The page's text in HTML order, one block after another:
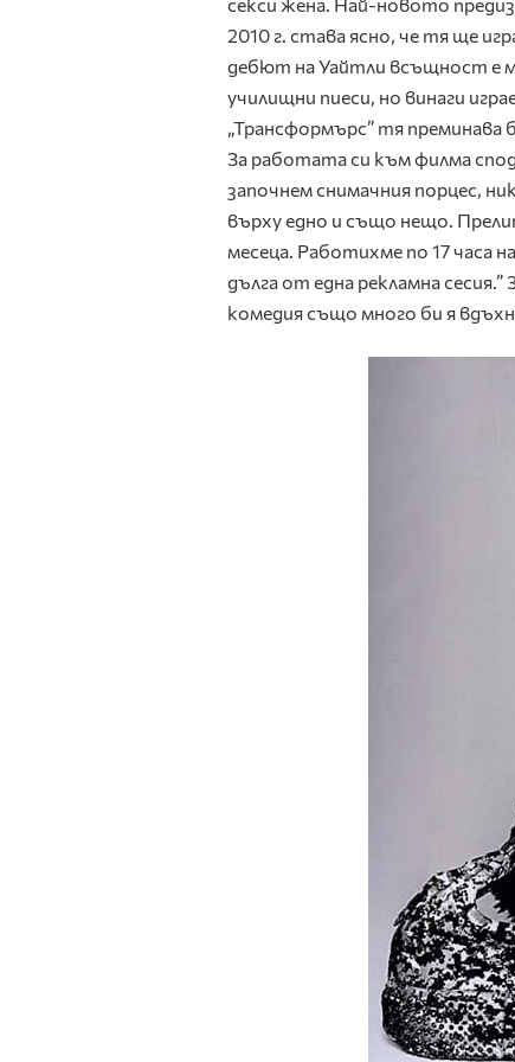
2010 г. става ясно, че тя ще
дебют на Уайтли всъщност е
училищни пиеси, но винаги
„Трансформърс” тя преминава
За работата си към филма
започнем снимачния порцес,
върху едно и също нещо.
месеца. Работихме по 17 часа
дълга от една рекламна
комедия също много би я